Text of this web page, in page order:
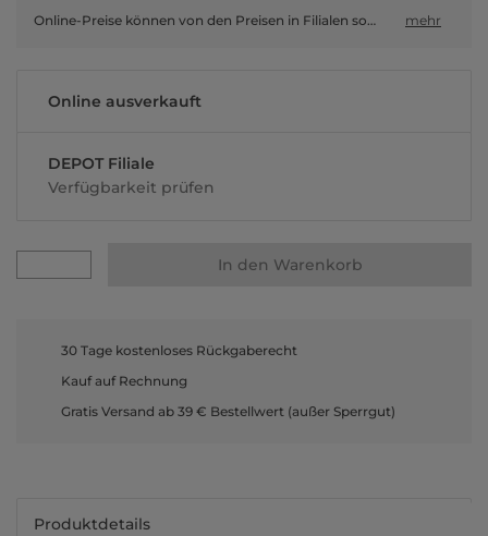
Online-Preise können von den Preisen in Filialen sowie Shop-in-Shop-Flächen abweichen. mehr
Online ausverkauft
DEPOT Filiale
Verfügbarkeit prüfen
In den Warenkorb
30 Tage kostenloses Rückgaberecht
Kauf auf Rechnung
Gratis Versand ab 39 € Bestellwert (außer Sperrgut)
Produktdetails